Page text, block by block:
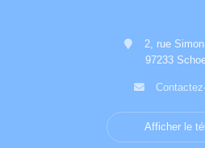
2, rue
97233
Afficher le